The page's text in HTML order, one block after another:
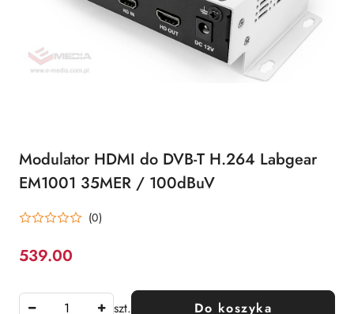
Modulator HDMI do DVB-T H.264 Labgear
EM1001 35MER / 100dBuV
(0)
Cena:
539.00
szt. Do koszyka